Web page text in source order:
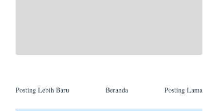
Posting Lebih Baru Posting Lama
Beranda